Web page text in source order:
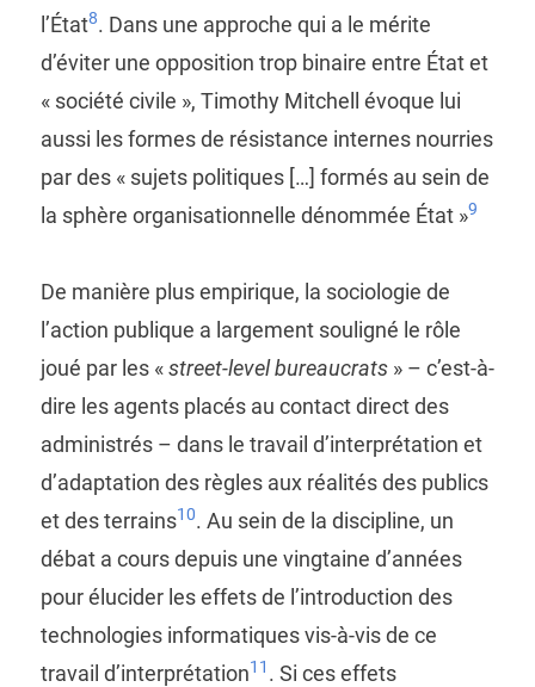
l’État8. Dans une approche qui a le mérite
d’éviter une opposition trop binaire entre État et
« société civile », Timothy Mitchell évoque lui
aussi les formes de résistance internes nourries
par des « sujets politiques […] formés au sein de
la sphère organisationnelle dénommée État »9
De manière plus empirique, la sociologie de
l’action publique a largement souligné le rôle
joué par les «street-level bureaucrats » – c’est-à-
dire les agents placés au contact direct des
administrés – dans le travail d’interprétation et
d’adaptation des règles aux réalités des publics
et des terrains10. Au sein de la discipline, un
débat a cours depuis une vingtaine d’années
pour élucider les effets de l’introduction des
technologies informatiques vis-à-vis de ce
travail d’interprétation11 . Si ces effets